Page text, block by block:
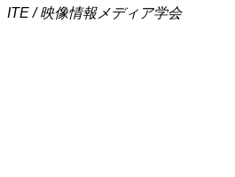
ITE / 映像情報メディア学会